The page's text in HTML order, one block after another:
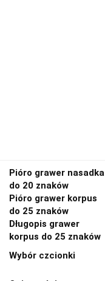
Pióro grawer nasadka
do 20 znaków
Pióro grawer korpus
do 25 znaków
Długopis grawer
korpus do 25 znaków
Wybór czcionki